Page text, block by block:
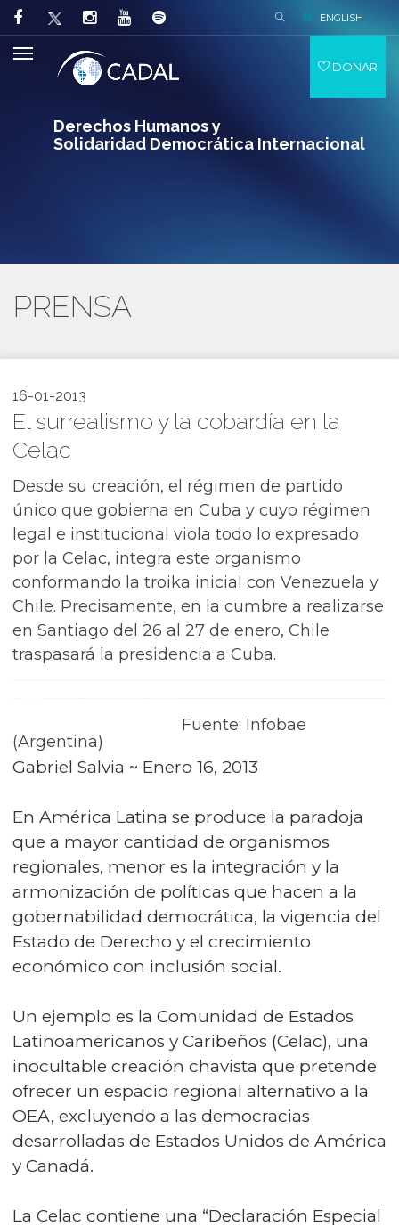
Derechos Humanos y
Solidaridad Democrática Internacional
ENGLISH
DONAR
PRENSA
16-01-2013
El surrealismo y la cobardía en la
Celac
Desde su creación, el régimen de partido
único que gobierna en Cuba y cuyo régimen
legal e institucional viola todo lo expresado
por la Celac, integra este organismo
conformando la troika inicial con Venezuela y
Chile. Precisamente, en la cumbre a realizarse
en Santiago del 26 al 27 de enero, Chile
traspasará la presidencia a Cuba.
Fuente: Infobae
(Argentina)
Gabriel Salvia ~ Enero 16, 2013
En América Latina se produce la paradoja
que a mayor cantidad de organismos
regionales, menor es la integración y la
armonización de políticas que hacen a la
gobernabilidad democrática, la vigencia del
Estado de Derecho y el crecimiento
económico con inclusión social.
Un ejemplo es la Comunidad de Estados
Latinoamericanos y Caribeños (Celac), una
inocultable creación chavista que pretende
ofrecer un espacio regional alternativo a la
OEA, excluyendo a las democracias
desarrolladas de Estados Unidos de América
y Canadá.
La Celac contiene una “Declaración Especial